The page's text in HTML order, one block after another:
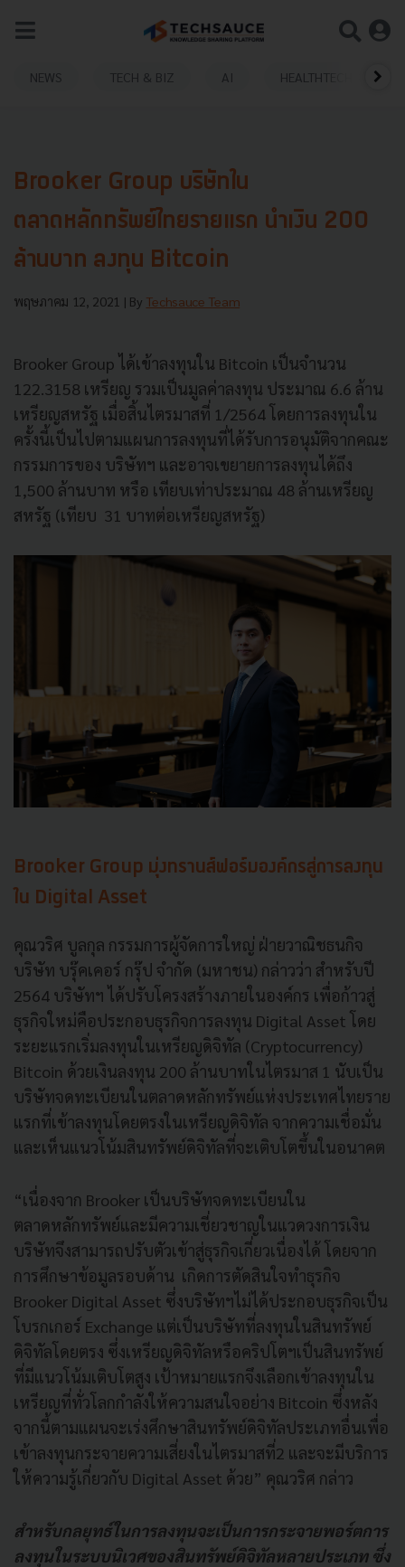
NEWS TECH & BIZ AI HEALTHTECH
Brooker Group บริษัทใน
ตลาดหลักทรัพย์ไทยรายแรก นำเงิน 200
ล้านบาท ลงทุน Bitcoin
พฤษภาคม 12, 2021 | By Techsauce Team
Brooker Group ได้เข้าลงทุนใน Bitcoin เป็นจํานวน
122.3158 เหรียญ รวมเป็นมูลค่าลงทุน ประมาณ 6.6 ล้าน
เหรียญสหรัฐ เมื่อสิ้นไตรมาสที่ 1/2564 โดยการลงทุนใน
ครั้งนี้เป็นไปตามแผนการลงทุนที่ได้รับการอนุมัติจากคณะ
กรรมการของ บริษัทฯ และอาจเขยายการลงทุนได้ถึง
1,500 ล้านบาท หรือ เทียบเท่าประมาณ 48 ล้านเหรียญ
สหรัฐ (เทียบ 31 บาทต่อเหรียญสหรัฐ)
Brooker Group มุ่งทรานส์ฟอร์มองค์กรสู่การลงทุน
ใน Digital Asset
คุณวริศ บูลกุล กรรมการผู้จัดการใหญ่ ฝ่ายวาณิชธนกิจ
บริษัท บรุ๊คเคอร์ กรุ๊ป จำกัด (มหาชน) กล่าวว่า สำหรับปี
2564 บริษัทฯ ได้ปรับโครงสร้างภายในองค์กร เพื่อก้าวสู่
ธุรกิจใหม่คือประกอบธุรกิจการลงทุน Digital Asset โดย
ระยะแรกเริ่มลงทุนในเหรียญดิจิทัล (Cryptocurrency)
Bitcoin ด้วยเงินลงทุน 200 ล้านบาทในไตรมาส 1 นับเป็น
บริษัทจดทะเบียนในตลาดหลักทรัพย์แห่งประเทศไทยราย
แรกที่เข้าลงทุนโดยตรงในเหรียญดิจิทัล จากความเชื่อมั่น
และเห็นแนวโน้มสินทรัพย์ดิจิทัลที่จะเติบโตขึ้นในอนาคต
“เนื่องจาก Brooker เป็นบริษัทจดทะเบียนใน
ตลาดหลักทรัพย์และมีความเชี่ยวชาญในแวดวงการเงิน
บริษัทจึงสามารถปรับตัวเข้าสู่ธุรกิจเกี่ยวเนื่องได้ โดยจาก
การศึกษาข้อมูลรอบด้าน เกิดการตัดสินใจทำธุรกิจ
Brooker Digital Asset ซึ่งบริษัทฯไม่ได้ประกอบธุรกิจเป็น
โบรกเกอร์ Exchange แต่เป็นบริษัทที่ลงทุนในสินทรัพย์
ดิจิทัลโดยตรง ซึ่งเหรียญดิจิทัลหรือคริปโตฯเป็นสินทรัพย์
ที่มีแนวโน้มเติบโตสูง เป้าหมายแรกจึงเลือกเข้าลงทุนใน
เหรียญที่ทั่วโลกกำลังให้ความสนใจอย่าง Bitcoin ซึ่งหลัง
จากนี้ตามแผนจะเร่งศึกษาสินทรัพย์ดิจิทัลประเภทอื่นเพื่อ
เข้าลงทุนกระจายความเสี่ยงในไตรมาสที่2 และจะมีบริการ
ให้ความรู้เกี่ยวกับ Digital Asset ด้วย” คุณวริศ กล่าว
สำหรับกลยุทธ์ในการลงทุนจะเป็นการกระจายพอร์ตการ
ลงทุนในระบบนิเวศของสินทรัพย์ดิจิทัลหลายประเภท ซึ่ง